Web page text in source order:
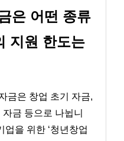
은 어떤 종류
지원 한도는
금은 창업 초기 자금,
금 등으로 나뉩니
업을 위한 ‘청년창업